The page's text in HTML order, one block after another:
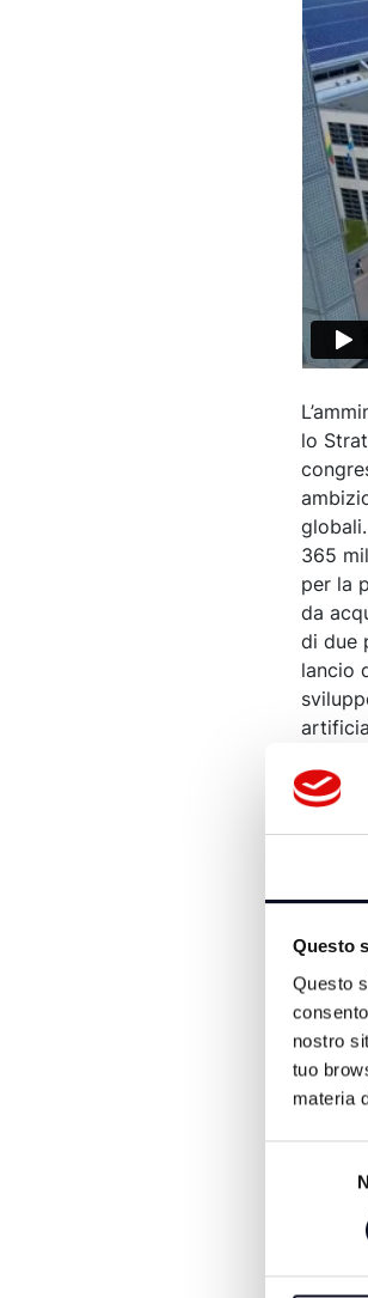
Questo
Questo
nostro
tuo
materia
lo
365
per la
da
di due
lancio
IEG
cupola